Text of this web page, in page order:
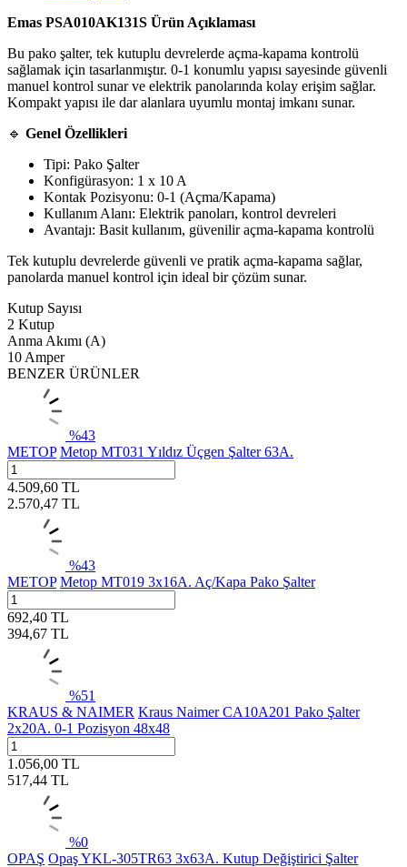
Emas PSA010AK131S Ürün Açıklaması
Bu pako şalter, tek kutuplu devrelerde açma‑kapama kontrolü
sağlamak için tasarlanmıştır. 0‑1 konumlu yapısı sayesinde güvenli
manuel kontrol sunar ve elektrik panolarında kolay erişim sağlar.
Kompakt yapısı ile dar alanlara uyumlu montaj imkanı sunar.
🔹 Genel Özellikleri
Tipi: Pako Şalter
Konfigürasyon: 1 x 10 A
Kontak Pozisyonu: 0‑1 (Açma/Kapama)
Kullanım Alanı: Elektrik panoları, kontrol devreleri
Avantajı: Basit kullanım, güvenilir açma‑kapama kontrolü
Tek kutuplu devrelerde güvenli ve pratik açma‑kapama sağlar,
panolarda manuel kontrol için ideal bir çözüm sunar.
Kutup Sayısı
2 Kutup
Anma Akımı (A)
10 Amper
BENZER ÜRÜNLER
%43
METOP Metop MT031 Yıldız Üçgen Şalter 63A.
4.509,60 TL
2.570,47 TL
%43
METOP Metop MT019 3x16A. Aç/Kapa Pako Şalter
692,40 TL
394,67 TL
%51
KRAUS & NAIMER Kraus Naimer CA10A201 Pako Şalter
2x20A. 0-1 Pozisyon 48x48
1.056,00 TL
517,44 TL
%0
OPAŞ Opaş YKL-305TR63 3x63A. Kutup Değiştirici Şalter